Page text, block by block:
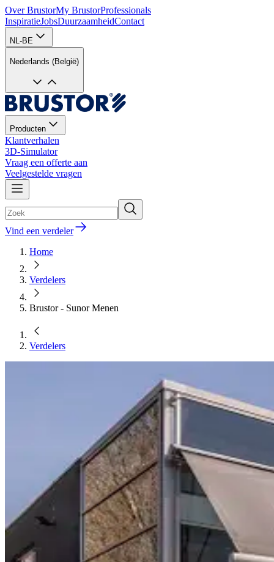
Over BrustorMy BrustorProfessionals
InspiratieJobsDuurzaamheidContact
NL-BE
Nederlands (België)
Producten
Klantverhalen
3D-Simulator
Vraag een offerte aan
Veelgestelde vragen
Vind een verdeler
Home
Verdelers
Brustor - Sunor Menen
Verdelers